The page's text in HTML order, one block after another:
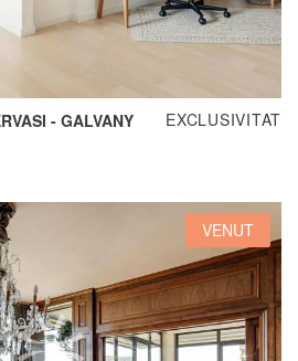
- GALVANY
EXCLUSIVITAT
VENUT